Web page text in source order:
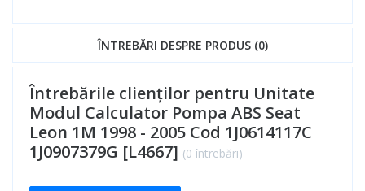
ÎNTREBĂRI DESPRE PRODUS (0)
Întrebările clienților pentru Unitate
Modul Calculator Pompa ABS Seat
Leon 1M 1998 - 2005 Cod 1J0614117C
1J0907379G [L4667] (0 întrebări)